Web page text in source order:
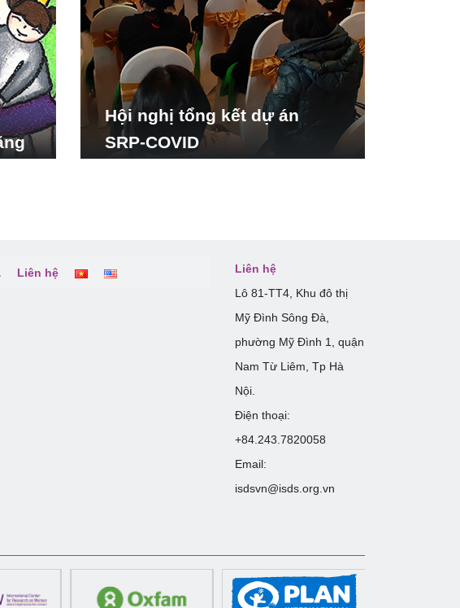
Hội nghị tổng kết dự án
SRP-COVID
Liên hệ
Liên hệ
Lô 81-TT4, Khu đô thị
Mỹ Đình Sông Đà,
phường Mỹ Đình 1, quận
Nam Từ Liêm, Tp Hà
Nội.
Điện thoại:
+84.243.7820058
Email:
isdsvn@isds.org.vn